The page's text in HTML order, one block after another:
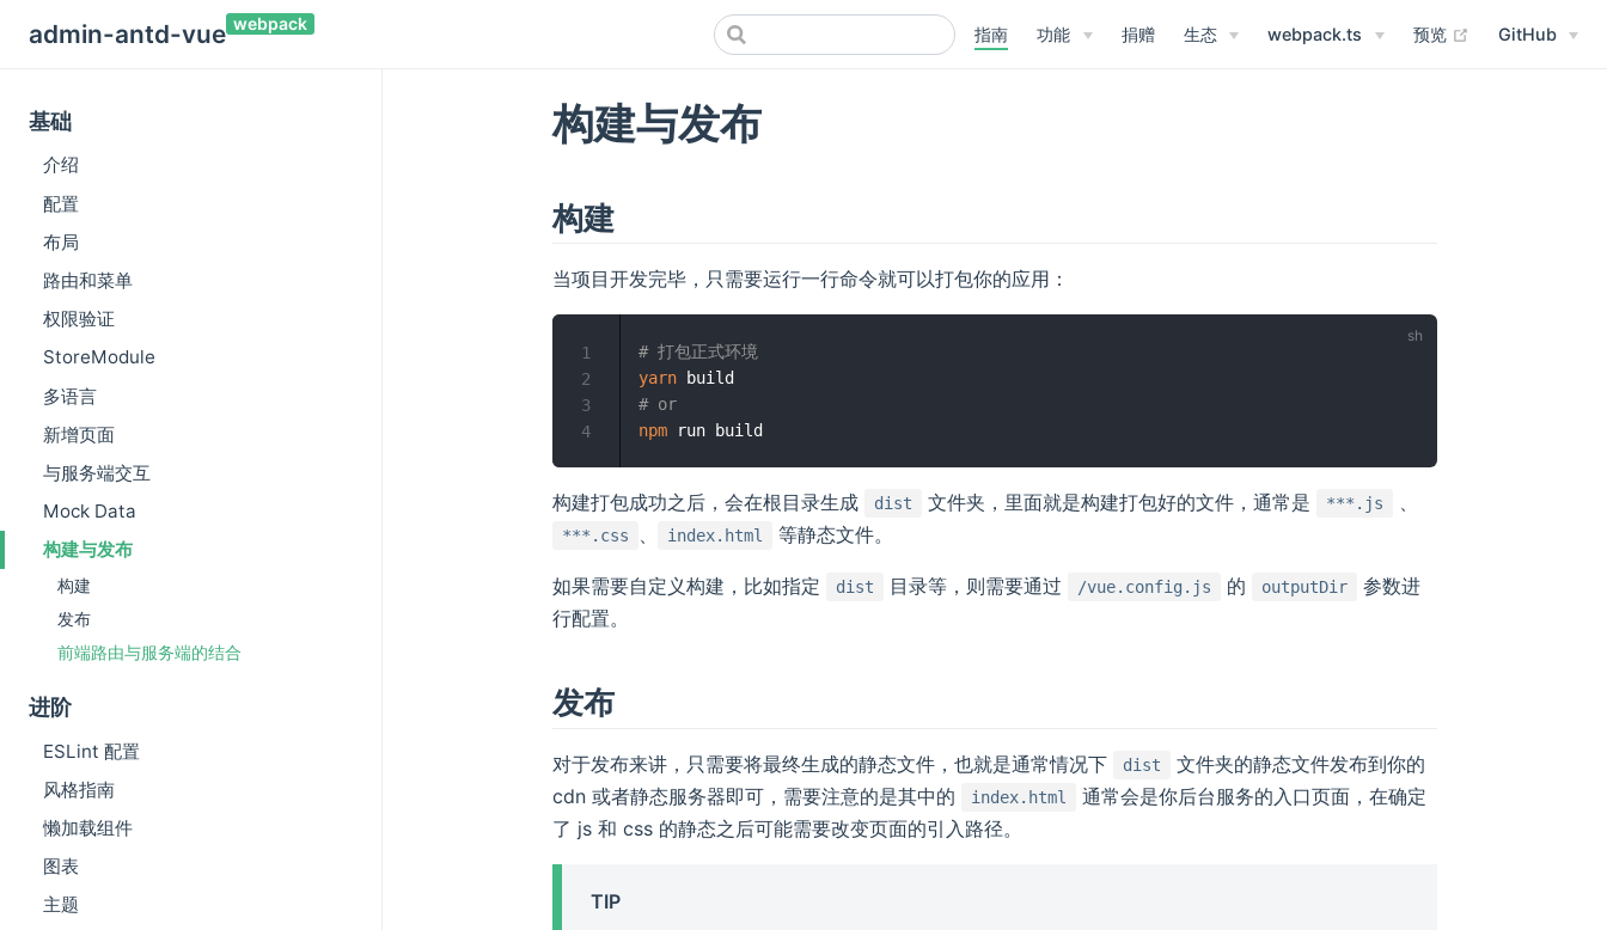
admin-antd-vue webpack
指南 功能 捐赠 生态 webpack.ts 预览 (opens new
GitHub
基础
介绍
配置
布局
路由和菜单
权限验证
StoreModule
多语言
新增页面
与服务端交互
Mock Data
构建与发布
构建
发布
前端路由与服务端的结合
进阶
ESLint 配置
风格指南
懒加载组件
图表
主题
构建与发布
构建
当项目开发完毕，只需要运行一行命令就可以打包你的应用：
# 打包正式环境
yarn
# or
npm
1
2
3
4
构建打包成功之后，会在根目录生成 dist 文件夹，里面就是构建打包好的文件，通常是 ***.js 、
***.css 、 index.html 等静态文件。
如果需要自定义构建，比如指定 dist 目录等，则需要通过 /vue.config.js 的 outputDir
参数进
行配置。
发布
对于发布来讲，只需要将最终生成的静态文件，也就是通常情况下 dist
文件夹的静态文件发布到你的
cdn 或者静态服务器即可，需要注意的是其中的
index.html
通常会是你后台服务的入口页面，在确定
了 js 和 css 的静态之后可能需要改变页面的引入路径。
TIP